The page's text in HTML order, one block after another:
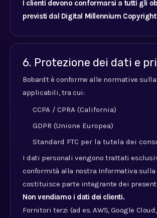
I clienti devono conformarsi a tutti gli
previsti dal Digital Millennium Copyright
6. Protezione dei dati e
Bobardt è conforme alle normative
applicabili, tra cui:
CCPA / CPRA (California)
GDPR (Unione Europea)
Standard FTC per la tutela dei
I dati personali vengono trattati
conformità alla nostra Informativa sulla
costituisce parte integrante dei
Non vendiamo i dati dei clienti.
Fornitori terzi (ad es. AWS, Google